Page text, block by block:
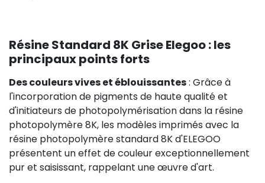
Résine Standard 8K Grise Elegoo : les
principaux points forts
Des couleurs vives et éblouissantes: Grâce à
l'incorporation de pigments de haute qualité et
d'initiateurs de photopolymérisation dans la résine
photopolymère 8K, les modèles imprimés avec la
résine photopolymère standard 8K d'ELEGOO
présentent un effet de couleur exceptionnellement
pur et saisissant, rappelant une œuvre d'art.